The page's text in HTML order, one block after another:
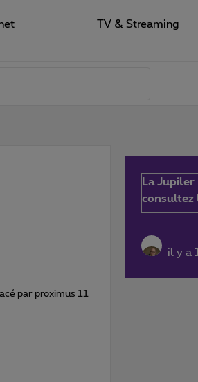
TV & Streaming
par proximus 11
La Jupiler
consultez
il y a